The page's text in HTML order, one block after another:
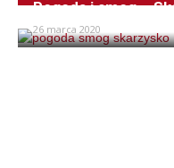
Pogoda i smog –
26 marca 2020